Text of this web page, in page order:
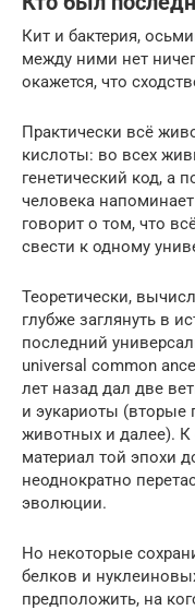
Кит и бактерия,
между ними нет
окажется, что
Практически всё
кислоты: во всех
генетический код, а
человека
говорит о том, что
свести к одному
Теоретически,
глубже заглянуть в
последний
universal common
лет назад дал две
и эукариоты (вторые
животных и далее). К
материал той эпохи
неоднократно
эволюции.
Но некоторые
белков и
предположить, на